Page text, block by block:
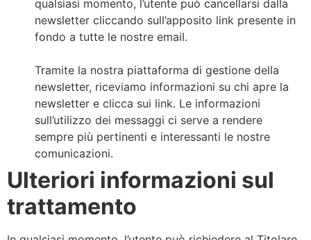
qualsiasi momento, l’utente può cancellarsi dalla
newsletter cliccando sull’apposito link presente in
fondo a tutte le nostre email.
Tramite la nostra piattaforma di gestione della
newsletter, riceviamo informazioni su chi apre la
newsletter e clicca sui link. Le informazioni
sull’utilizzo dei messaggi ci serve a rendere
sempre più pertinenti e interessanti le nostre
comunicazioni.
Ulteriori informazioni sul
trattamento